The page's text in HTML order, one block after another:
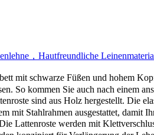
，Hautfreundliche
mit schwarze Füßen und hohem
So kommen Sie auch nach einem
sind aus Holz hergestellt. Die
mit Stahlrahmen ausgestattet, damit
Lattenroste werden mit